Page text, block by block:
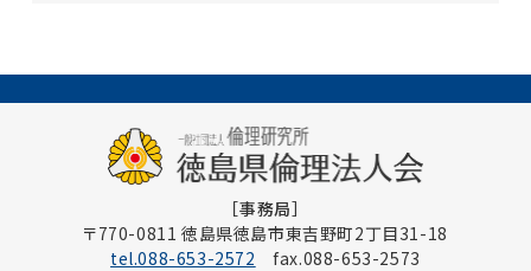
［事務局］
〒770-0811 徳島県徳島市東吉野町2丁目31-18
tel.088-653-2572 fax.088-653-2573